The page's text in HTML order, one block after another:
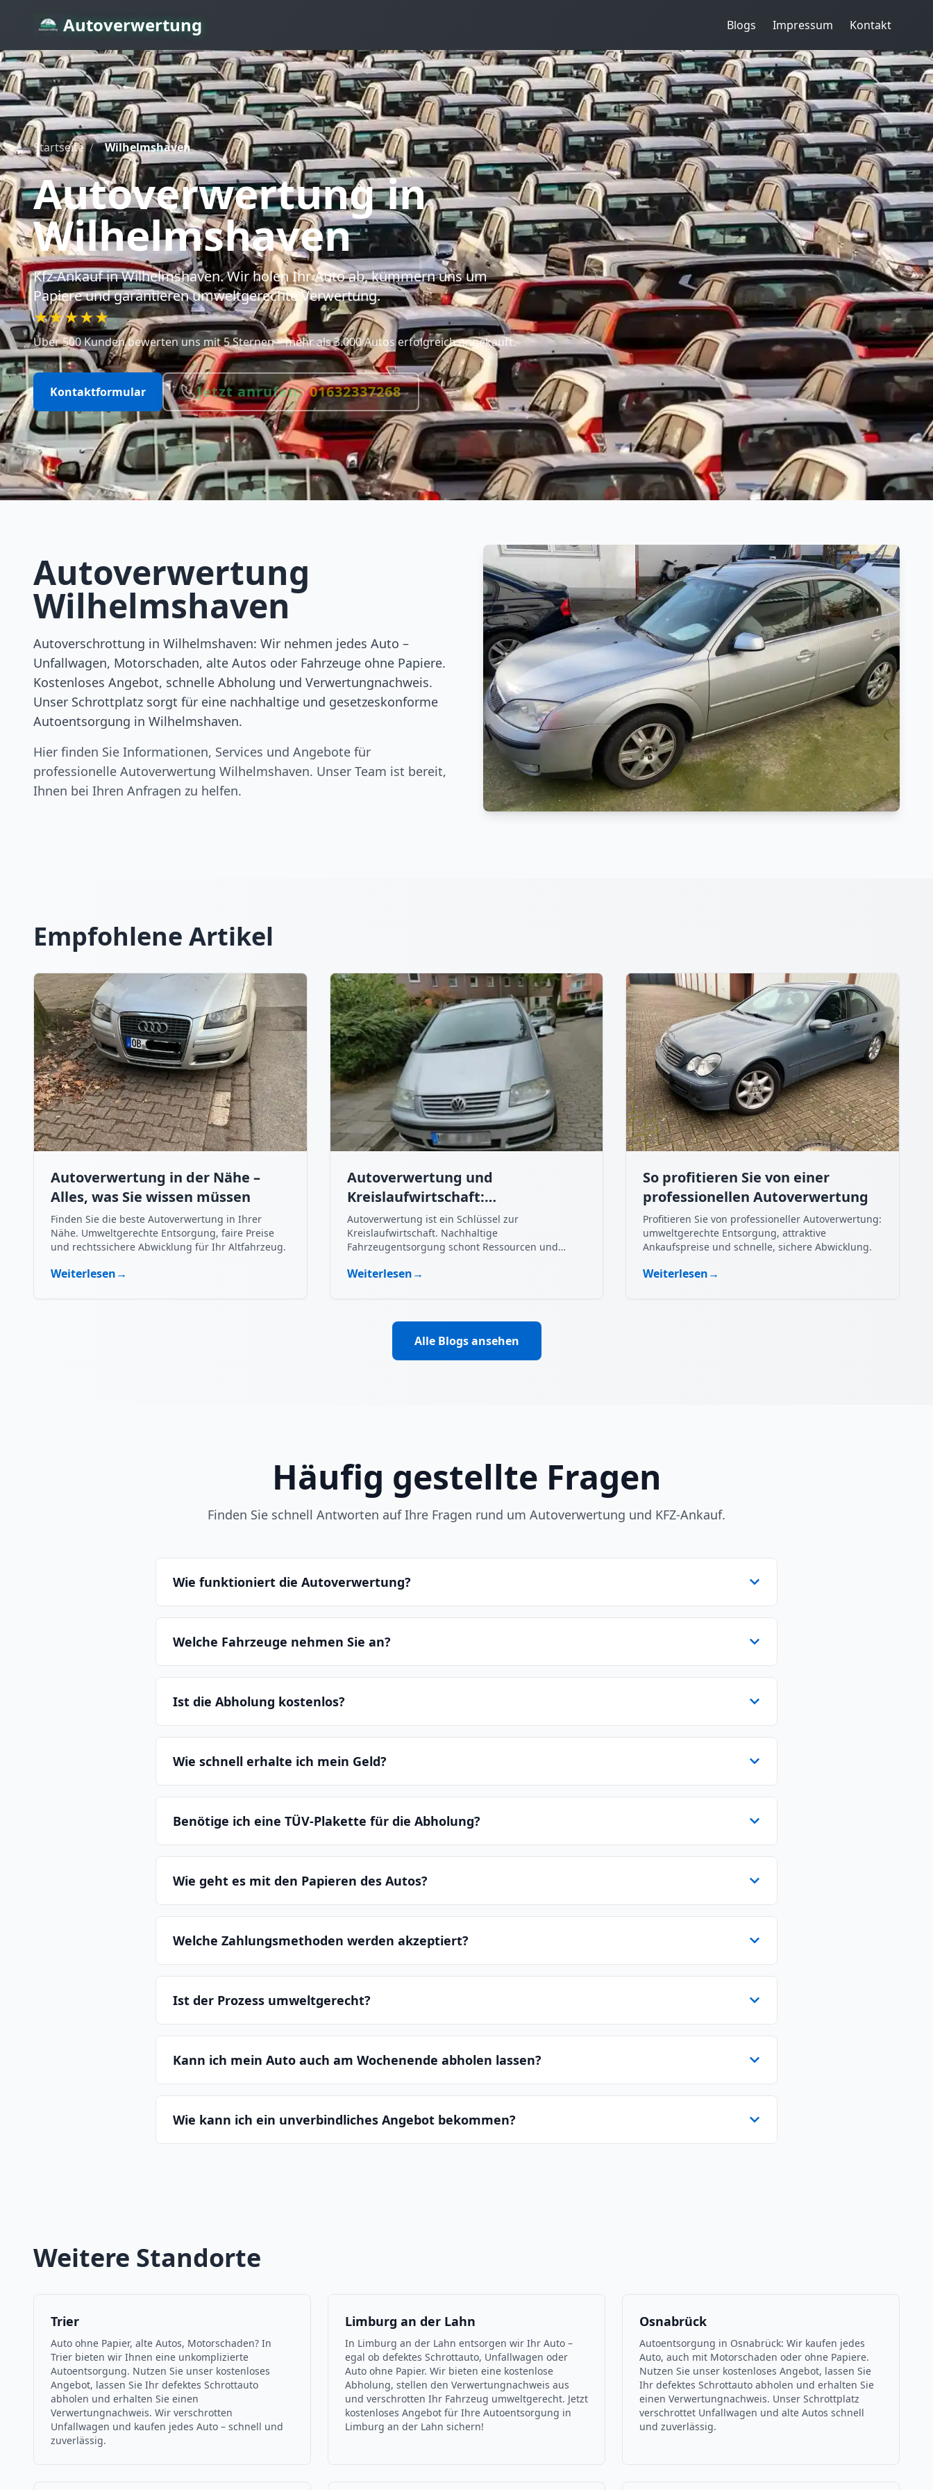
Autoverwertung Blogs Impressum Kontakt
Startseite / Wilhelmshaven
Autoverwertungin
Wilhelmshaven
Kfz-Ankaufin Wilhelmshaven. Wir holen Ihr Auto ab, kümmern uns um
Papiere und garantieren umweltgerechte Verwertung.
★★★★★
Über 500 Kunden bewerten uns mit 5 Sternen – mehr als 3.000 Autos erfolgreich angekauft.
Kontaktformular Jetzt anrufen: 01632337268
Autoverwertung
Wilhelmshaven
Autoverschrottung in Wilhelmshaven: Wir nehmen jedes Auto –
Unfallwagen, Motorschaden, alte Autos oder Fahrzeuge ohne Papiere.
Kostenloses Angebot, schnelle Abholung und Verwertungnachweis.
Unser Schrottplatz sorgt für eine nachhaltige und gesetzeskonforme
Autoentsorgung in Wilhelmshaven.
Hier finden Sie Informationen, Services und Angebote für
professionelle Autoverwertung Wilhelmshaven. Unser Team ist bereit,
Ihnen bei Ihren Anfragen zu helfen.
Empfohlene Artikel
Autoverwertung in der Nähe –
Alles, was Sie wissen müssen
Finden Sie die beste Autoverwertung in Ihrer
Nähe. Umweltgerechte Entsorgung, faire Preise
und rechtssichere Abwicklung für Ihr Altfahrzeug.
Weiterlesen→
Autoverwertung und
Kreislaufwirtschaft:
Nachhaltigkeit im Fokus
Autoverwertung ist ein Schlüssel zur
Kreislaufwirtschaft. Nachhaltige
Fahrzeugentsorgung schont Ressourcen und
Weiterlesen→
So profitieren Sie von einer
professionellen Autoverwertung
Profitieren Sie von professioneller Autoverwertung:
umweltgerechte Entsorgung, attraktive
Ankaufspreise und schnelle, sichere Abwicklung.
Weiterlesen→
Alle Blogs ansehen
Häufig gestellte Fragen
Finden Sie schnell Antworten auf Ihre Fragen rund um Autoverwertung und KFZ-Ankauf.
Wie funktioniert die Autoverwertung?
Welche Fahrzeuge nehmen Sie an?
Ist die Abholung kostenlos?
Wie schnell erhalte ich mein Geld?
Benötige ich eine TÜV-Plakette für die Abholung?
Wie geht es mit den Papieren des Autos?
Welche Zahlungsmethoden werden akzeptiert?
Ist der Prozess umweltgerecht?
Kann ich mein Auto auch am Wochenende abholen lassen?
Wie kann ich ein unverbindliches Angebot bekommen?
Weitere Standorte
Trier
Auto ohne Papier, alte Autos, Motorschaden? In
Trier bieten wir Ihnen eine unkomplizierte
Autoentsorgung. Nutzen Sie unser kostenloses
Angebot, lassen Sie Ihr defektes Schrottauto
abholen und erhalten Sie einen
Verwertungnachweis. Wir verschrotten
Unfallwagen und kaufen jedes Auto – schnell und
zuverlässig.
Limburg an der Lahn
In Limburg an der Lahn entsorgen wir Ihr Auto –
egal ob defektes Schrottauto, Unfallwagen oder
Auto ohne Papier. Wir bieten eine kostenlose
Abholung, stellen den Verwertungnachweis aus
und verschrotten Ihr Fahrzeug umweltgerecht. Jetzt
kostenloses Angebot für Ihre Autoentsorgung in
Limburg an der Lahn sichern!
Osnabrück
Autoentsorgung in Osnabrück: Wir kaufen jedes
Auto, auch mit Motorschaden oder ohne Papiere.
Nutzen Sie unser kostenloses Angebot, lassen Sie
Ihr defektes Schrottauto abholen und erhalten Sie
einen Verwertungnachweis. Unser Schrottplatz
verschrottet Unfallwagen und alte Autos schnell
und zuverlässig.